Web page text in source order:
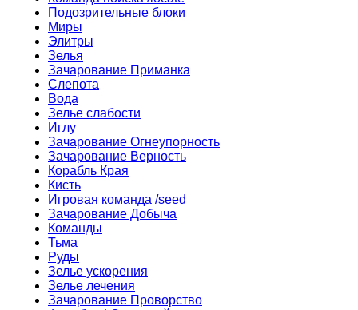
Подозрительные блоки
Миры
Элитры
Зелья
Зачарование Приманка
Слепота
Вода
Зелье слабости
Иглу
Зачарование Огнеупорность
Зачарование Верность
Корабль Края
Кисть
Игровая команда /seed
Зачарование Добыча
Команды
Тьма
Руды
Зелье ускорения
Зелье лечения
Зачарование Проворство